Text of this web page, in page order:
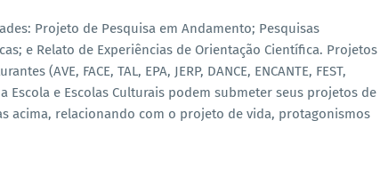
Projeto de Pesquisa em Andamento; Pesquisas
e Relato de Experiências de Orientação Científica. Projetos
(AVE, FACE, TAL, EPA, JERP, DANCE, ENCANTE, FEST,
Escola e Escolas Culturais podem submeter seus projetos de
acima, relacionando com o projeto de vida, protagonismos